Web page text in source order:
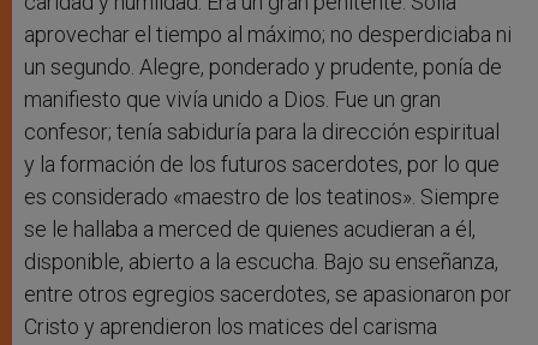
aprovechar el tiempo al máximo; no desperdiciaba ni
un segundo. Alegre, ponderado y prudente, ponía de
manifiesto que vivía unido a Dios. Fue un gran
confesor; tenía sabiduría para la dirección espiritual
y la formación de los futuros sacerdotes, por lo que
es considerado «maestro de los teatinos». Siempre
se le hallaba a merced de quienes acudieran a él,
disponible, abierto a la escucha. Bajo su enseñanza,
entre otros egregios sacerdotes, se apasionaron por
Cristo y aprendieron los matices del carisma